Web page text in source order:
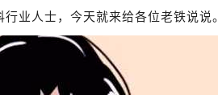
业人士，今天就来给各位老铁说说。